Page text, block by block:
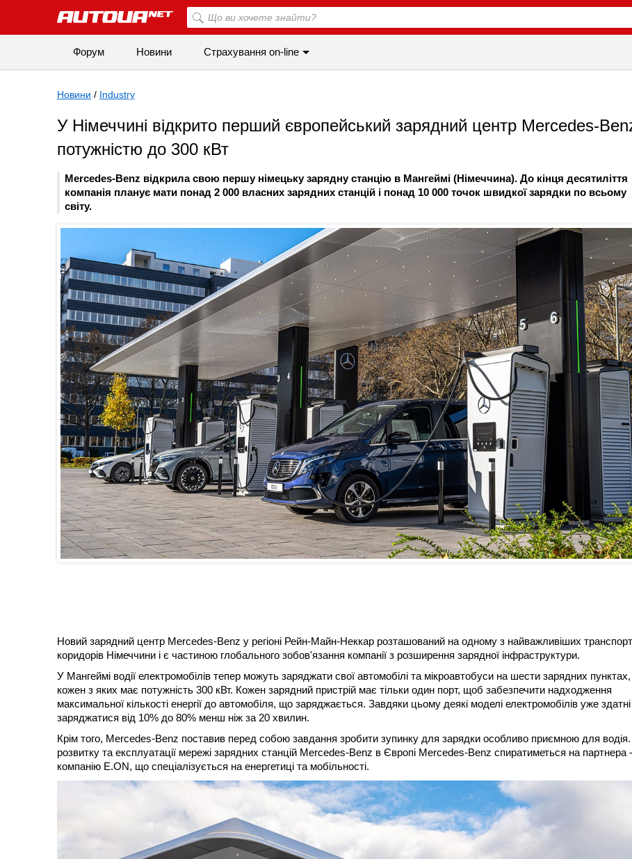
Форум Новини Страхування on-line
Новини / Industry
У Німеччині відкрито перший європейський зарядний центр Mercedes-
потужністю до 300 кВт
Mercedes-Benz відкрила свою першу німецьку зарядну станцію в Мангеймі (Німеччина). До кінця десятиліття
компанія планує мати понад 2 000 власних зарядних станцій і понад 10 000 точок швидкої зарядки по всьому
світу.
Новий зарядний центр Mercedes-Benz у регіоні Рейн-Майн-Неккар розташований на одному з найважливіших
коридорів Німеччини і є частиною глобального зобов'язання компанії з розширення зарядної інфраструктури.
У Мангеймі водії електромобілів тепер можуть заряджати свої автомобілі та мікроавтобуси на шести зарядних пунктах,
кожен з яких має потужність 300 кВт. Кожен зарядний пристрій має тільки один порт, щоб забезпечити надходження
максимальної кількості енергії до автомобіля, що заряджається. Завдяки цьому деякі моделі електромобілів уже здатні
заряджатися від 10% до 80% менш ніж за 20 хвилин.
Крім того, Mercedes-Benz поставив перед собою завдання зробити зупинку для зарядки особливо приємною для
розвитку та експлуатації мережі зарядних станцій Mercedes-Benz в Європі Mercedes-Benz спиратиметься на партнера -
компанію E.ON, що спеціалізується на енергетиці та мобільності.